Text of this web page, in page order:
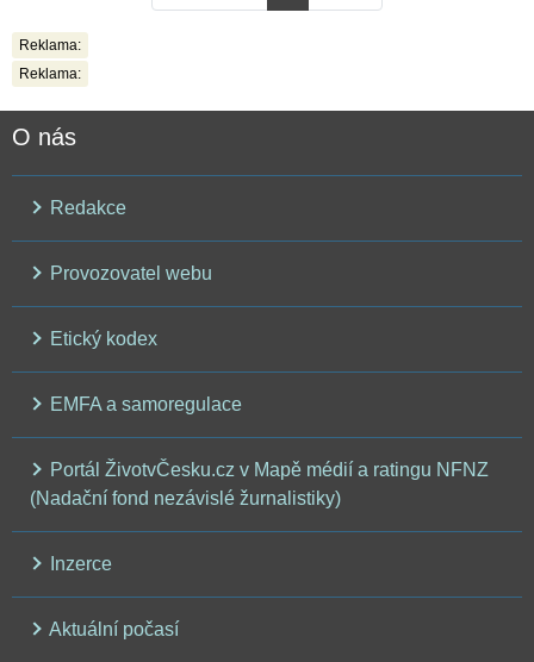
Reklama:
Reklama:
O nás
Redakce
Provozovatel webu
Etický kodex
EMFA a samoregulace
Portál ŽivotvČesku.cz v Mapě médií a ratingu NFNZ
(Nadační fond nezávislé žurnalistiky)
Inzerce
Aktuální počasí